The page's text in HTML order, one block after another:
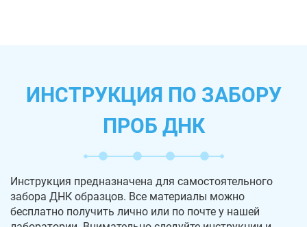
ИНСТРУКЦИЯ ПО ЗАБОРУ
ПРОБ ДНК
Инструкция предназначена для самостоятельного
забора ДНК образцов. Все материалы можно
бесплатно получить лично или по почте у нашей